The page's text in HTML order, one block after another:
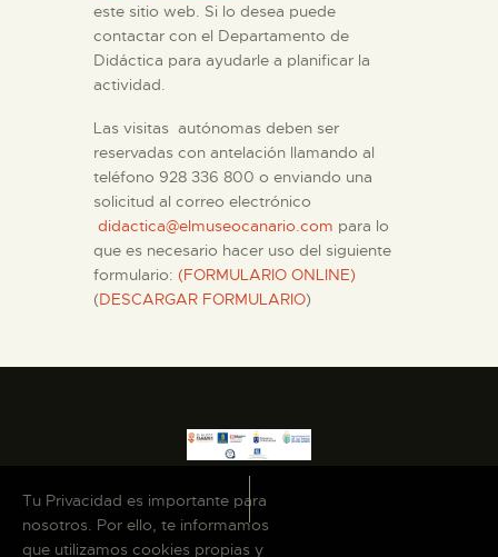
DIDÁCTICA
ESPAÑOL
este sitio web. Si lo desea puede
contactar con el Departamento de
Didáctica para ayudarle a planificar la
actividad.
Las visitas autónomas deben ser
reservadas con antelación llamando al
teléfono 928 336 800 o enviando una
solicitud al correo electrónico
didactica@elmuseocanario.com para lo
que es necesario hacer uso del siguiente
formulario: (FORMULARIO ONLINE)
(DESCARGAR FORMULARIO)
Tu Privacidad es importante para
nosotros. Por ello, te informamos
que utilizamos cookies propias y